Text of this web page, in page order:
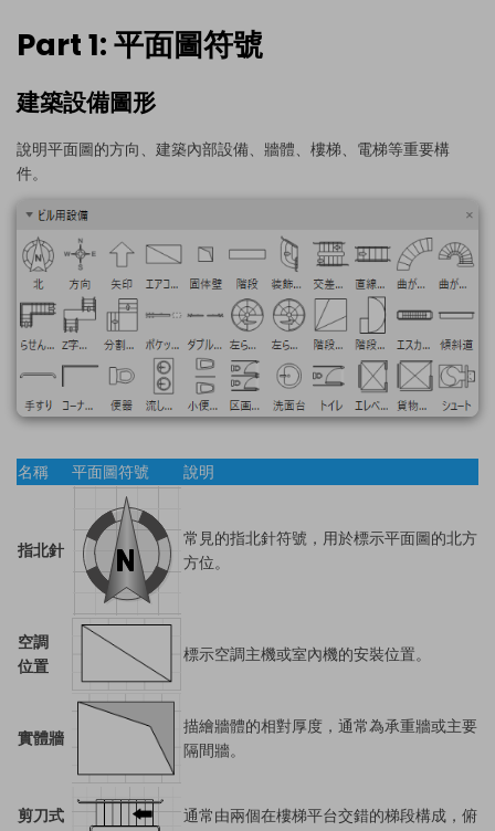
Part 1: 平面圖符號
建築設備圖形
說明平面圖的方向、建築內部設備、牆體、樓梯、電梯等重要構
件。
名稱 平面圖符號 說明
指北針
常見的指北針符號，用於標示平面圖的北方
方位。
空調
位置
標示空調主機或室內機的安裝位置。
實體牆
描繪牆體的相對厚度，通常為承重牆或主要
隔間牆。
剪刀式
通常由兩個在樓梯平台交錯的梯段構成，俯